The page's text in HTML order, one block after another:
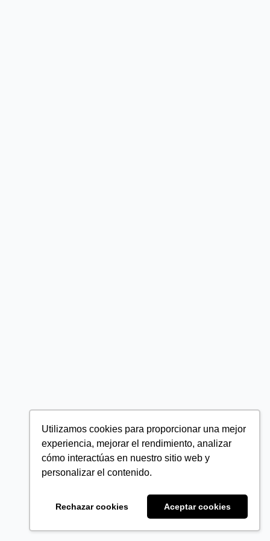
Utilizamos cookies para proporcionar una mejor
experiencia, mejorar el rendimiento, analizar
cómo interactúas en nuestro sitio web y
personalizar el contenido.
Rechazar cookies Aceptar cookies